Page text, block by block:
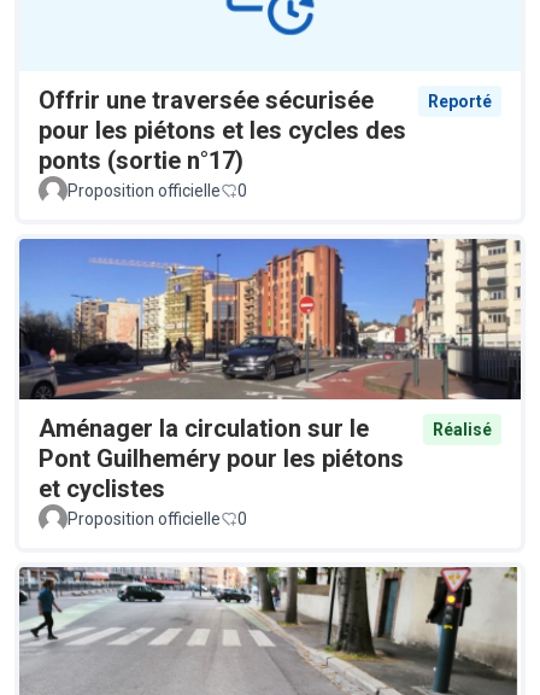
Offrir une traversée sécurisée
pour les piétons et les cycles des
ponts (sortie n°17)
Reporté
Proposition officielle 0
Aménager la circulation sur le
Pont Guilheméry pour les piétons
et cyclistes
Réalisé
Proposition officielle 0